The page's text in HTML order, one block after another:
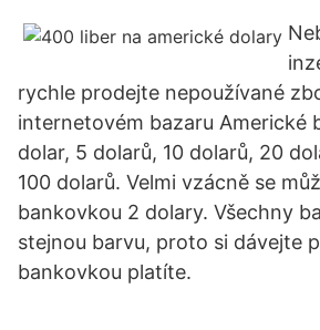
rychle prodejte nepoužívané
internetovém bazaru Americké
dolar, 5 dolarů, 10 dolarů, 20
100 dolarů. Velmi vzácně se
bankovkou 2 dolary. Všechny
stejnou barvu, proto si dávejte
bankovkou platíte.